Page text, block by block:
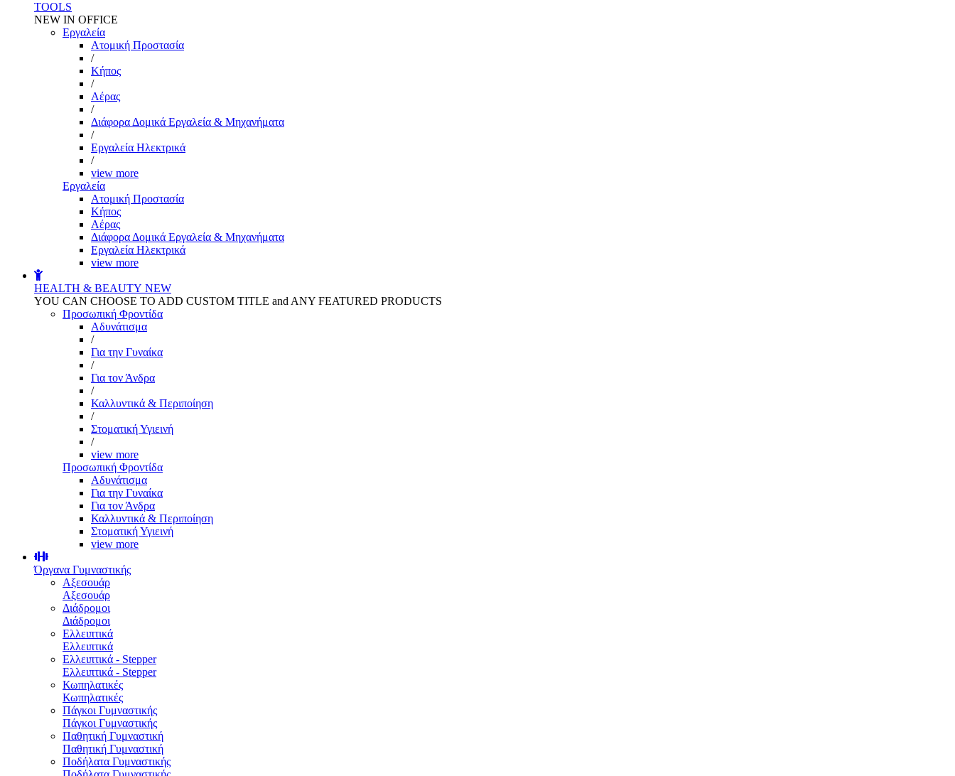
TOOLS
NEW IN OFFICE
Εργαλεία
Aτομική Προστασία
/
Kήπος
/
Αέρας
/
Διάφορα Δομικά Εργαλεία & Μηχανήματα
/
Εργαλεία Ηλεκτρικά
/
view more
Εργαλεία
Aτομική Προστασία
Kήπος
Αέρας
Διάφορα Δομικά Εργαλεία & Μηχανήματα
Εργαλεία Ηλεκτρικά
view more
HEALTH & BEAUTY NEW
YOU CAN CHOOSE TO ADD CUSTOM TITLE and ANY FEATURED PRODUCTS
Προσωπική Φροντίδα
Αδυνάτισμα
/
Για την Γυναίκα
/
Για τον Άνδρα
/
Καλλυντικά & Περιποίηση
/
Στοματική Υγιεινή
/
view more
Προσωπική Φροντίδα
Αδυνάτισμα
Για την Γυναίκα
Για τον Άνδρα
Καλλυντικά & Περιποίηση
Στοματική Υγιεινή
view more
Όργανα Γυμναστικής
Αξεσουάρ
Αξεσουάρ
Διάδρομοι
Διάδρομοι
Ελλειπτικά
Ελλειπτικά
Ελλειπτικά - Stepper
Ελλειπτικά - Stepper
Κωπηλατικές
Κωπηλατικές
Πάγκοι Γυμναστικής
Πάγκοι Γυμναστικής
Παθητική Γυμναστική
Παθητική Γυμναστική
Ποδήλατα Γυμναστικής